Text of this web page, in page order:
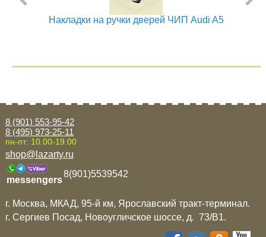
Накладки на ручки дверей ЧИП Audi A5
8 (901) 553-95-42
8 (495) 973-25-11
пн-пт: 10.00-19.00
shop@lazarty.ru
messengers
8(901)5539542
г. Москва, МКАД, 95-й км, Ярославский тракт-терминал.
г. Сергиев Посад, Новоугличское шоссе, д. 73/B1.
Toyota
Volkswagen
УАЗ
Дополнительные товары